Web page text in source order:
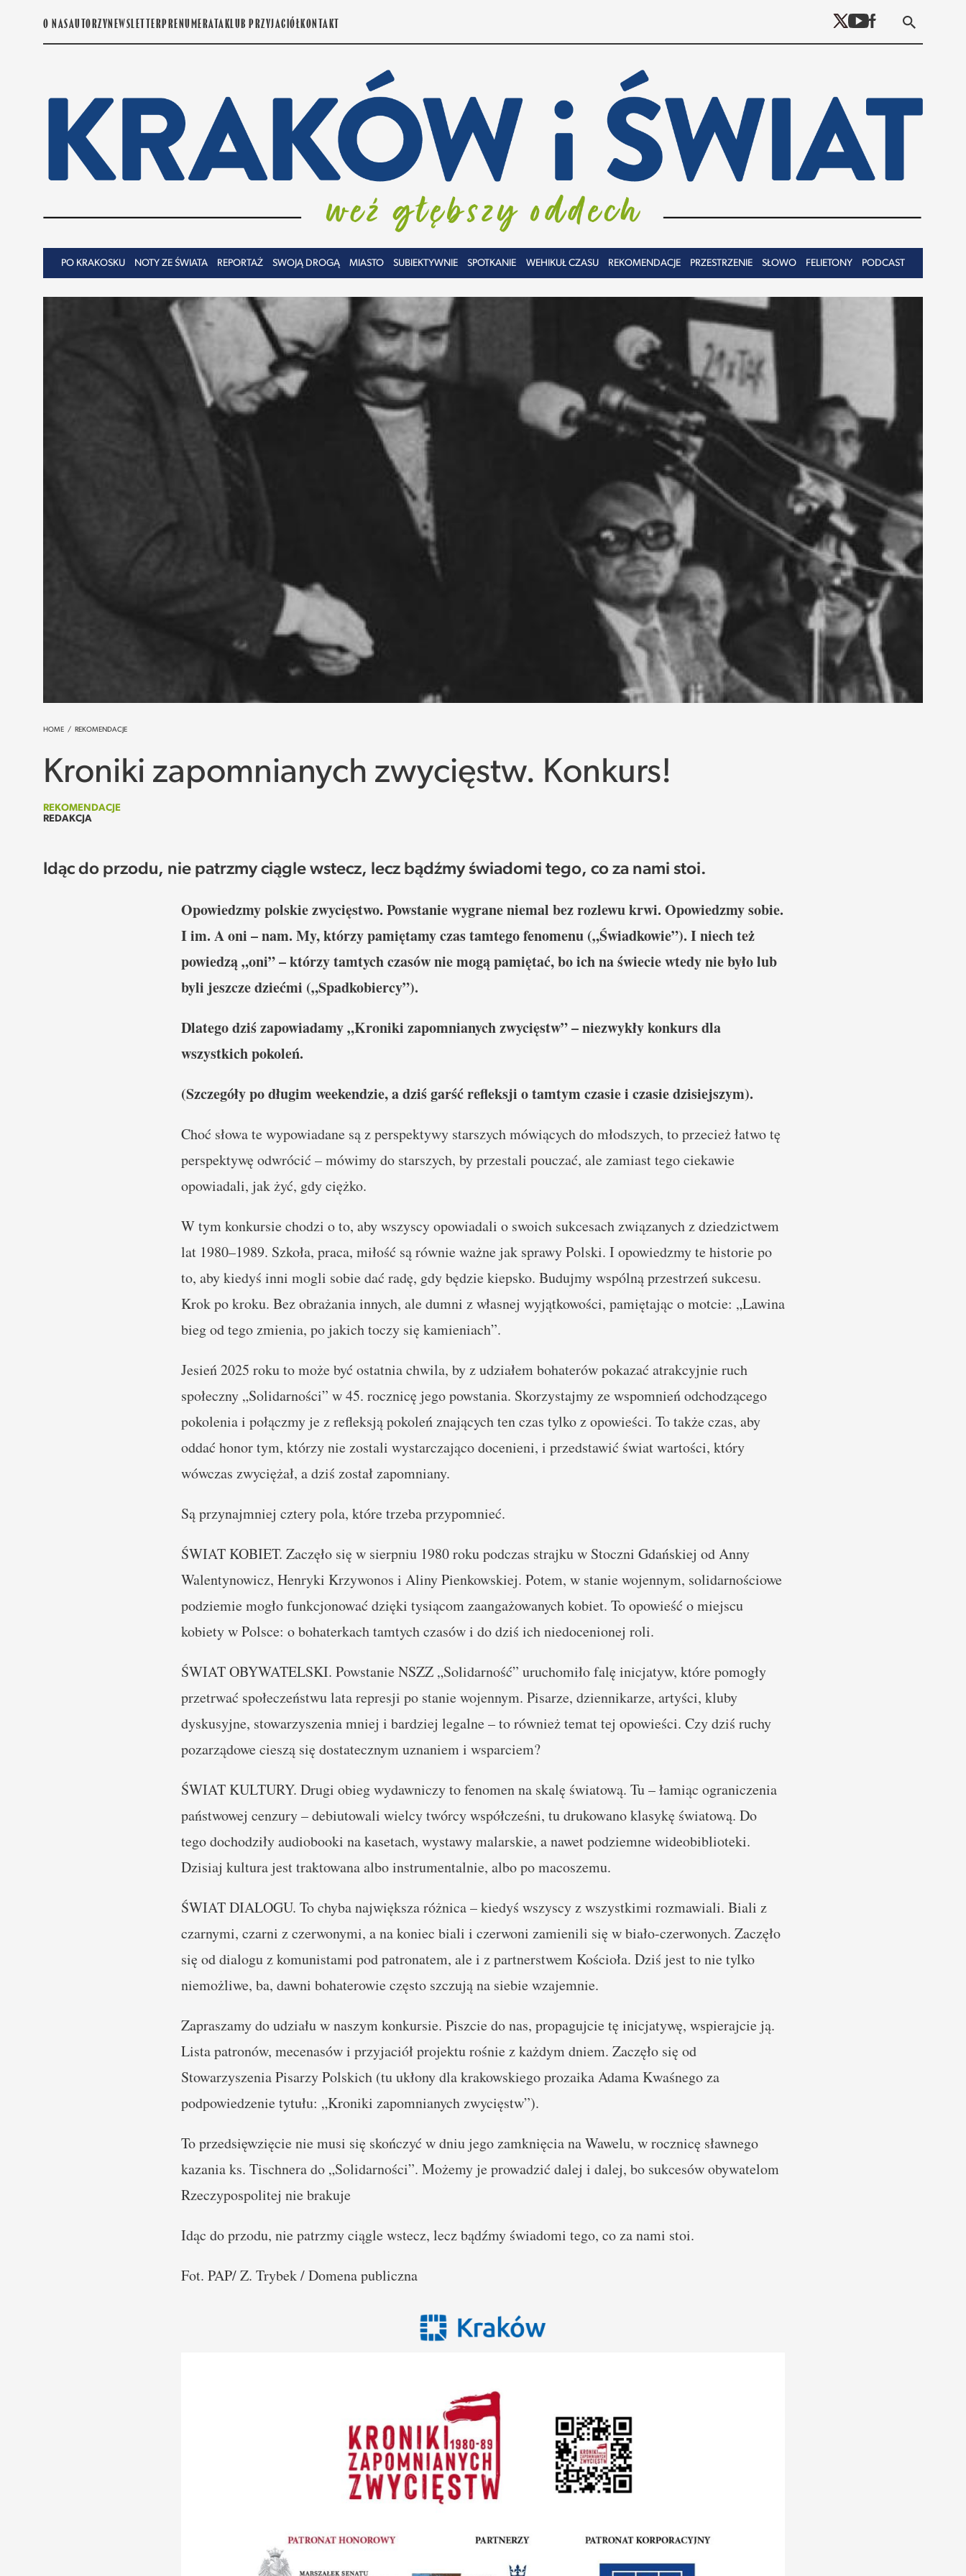
O NASAUTORZYNEWSLETTERPRENUMERATAKLUB PRZYJACIÓŁKONTAKT
PO KRAKOSKU NOTY ZE ŚWIATA REPORTAŻ SWOJĄ DROGĄ MIASTO SUBIEKTYWNIE SPOTKANIE WEHIKUŁ CZASU REKOMENDACJE PRZESTRZENIE SŁOWO FELIETONY PODCAST
HOME / REKOMENDACJE
Kroniki zapomnianych zwycięstw. Konkurs!
REKOMENDACJE
REDAKCJA
Idąc do przodu, nie patrzmy ciągle wstecz, lecz bądźmy świadomi tego, co za nami stoi.
Opowiedzmy polskie zwycięstwo. Powstanie wygrane niemal bez rozlewu krwi. Opowiedzmy sobie.
I im. A oni – nam. My, którzy pamiętamy czas tamtego fenomenu („Świadkowie”). I niech też
powiedzą „oni” – którzy tamtych czasów nie mogą pamiętać, bo ich na świecie wtedy nie było lub
byli jeszcze dziećmi („Spadkobiercy”).
Dlatego dziś zapowiadamy „Kroniki zapomnianych zwycięstw” – niezwykły konkurs dla
wszystkich pokoleń.
(Szczegóły po długim weekendzie, a dziś garść refleksji o tamtym czasie i czasie dzisiejszym).
Choć słowa te wypowiadane są z perspektywy starszych mówiących do młodszych, to przecież łatwo tę
perspektywę odwrócić – mówimy do starszych, by przestali pouczać, ale zamiast tego ciekawie
opowiadali, jak żyć, gdy ciężko.
W tym konkursie chodzi o to, aby wszyscy opowiadali o swoich sukcesach związanych z dziedzictwem
lat 1980–1989. Szkoła, praca, miłość są równie ważne jak sprawy Polski. I opowiedzmy te historie po
to, aby kiedyś inni mogli sobie dać radę, gdy będzie kiepsko. Budujmy wspólną przestrzeń sukcesu.
Krok po kroku. Bez obrażania innych, ale dumni z własnej wyjątkowości, pamiętając o motcie: „Lawina
bieg od tego zmienia, po jakich toczy się kamieniach”.
Jesień 2025 roku to może być ostatnia chwila, by z udziałem bohaterów pokazać atrakcyjnie ruch
społeczny „Solidarności” w 45. rocznicę jego powstania. Skorzystajmy ze wspomnień odchodzącego
pokolenia i połączmy je z refleksją pokoleń znających ten czas tylko z opowieści. To także czas, aby
oddać honor tym, którzy nie zostali wystarczająco docenieni, i przedstawić świat wartości, który
wówczas zwyciężał, a dziś został zapomniany.
Są przynajmniej cztery pola, które trzeba przypomnieć.
ŚWIAT KOBIET. Zaczęło się w sierpniu 1980 roku podczas strajku w Stoczni Gdańskiej od Anny
Walentynowicz, Henryki Krzywonos i Aliny Pienkowskiej. Potem, w stanie wojennym, solidarnościowe
podziemie mogło funkcjonować dzięki tysiącom zaangażowanych kobiet. To opowieść o miejscu
kobiety w Polsce: o bohaterkach tamtych czasów i do dziś ich niedocenionej roli.
ŚWIAT OBYWATELSKI. Powstanie NSZZ „Solidarność” uruchomiło falę inicjatyw, które pomogły
przetrwać społeczeństwu lata represji po stanie wojennym. Pisarze, dziennikarze, artyści, kluby
dyskusyjne, stowarzyszenia mniej i bardziej legalne – to również temat tej opowieści. Czy dziś ruchy
pozarządowe cieszą się dostatecznym uznaniem i wsparciem?
ŚWIAT KULTURY. Drugi obieg wydawniczy to fenomen na skalę światową. Tu – łamiąc ograniczenia
państwowej cenzury – debiutowali wielcy twórcy współcześni, tu drukowano klasykę światową. Do
tego dochodziły audiobooki na kasetach, wystawy malarskie, a nawet podziemne wideobiblioteki.
Dzisiaj kultura jest traktowana albo instrumentalnie, albo po macoszemu.
ŚWIAT DIALOGU. To chyba największa różnica – kiedyś wszyscy z wszystkimi rozmawiali. Biali z
czarnymi, czarni z czerwonymi, a na koniec biali i czerwoni zamienili się w biało-czerwonych. Zaczęło
się od dialogu z komunistami pod patronatem, ale i z partnerstwem Kościoła. Dziś jest to nie tylko
niemożliwe, ba, dawni bohaterowie często szczują na siebie wzajemnie.
Zapraszamy do udziału w naszym konkursie. Piszcie do nas, propagujcie tę inicjatywę, wspierajcie ją.
Lista patronów, mecenasów i przyjaciół projektu rośnie z każdym dniem. Zaczęło się od
Stowarzyszenia Pisarzy Polskich (tu ukłony dla krakowskiego prozaika Adama Kwaśnego za
podpowiedzenie tytułu: „Kroniki zapomnianych zwycięstw”).
To przedsięwzięcie nie musi się skończyć w dniu jego zamknięcia na Wawelu, w rocznicę sławnego
kazania ks. Tischnera do „Solidarności”. Możemy je prowadzić dalej i dalej, bo sukcesów obywatelom
Rzeczypospolitej nie brakuje
Idąc do przodu, nie patrzmy ciągle wstecz, lecz bądźmy świadomi tego, co za nami stoi.
Fot. PAP/ Z. Trybek / Domena publiczna